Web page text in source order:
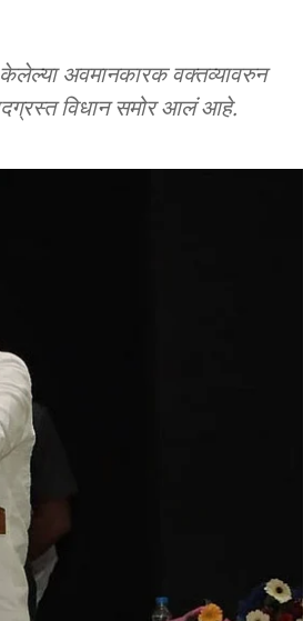
केलेल्या अवमानकारक वक्तव्यावरुन
विधान समोर आलं आहे.